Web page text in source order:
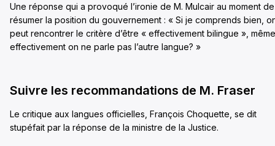
Une réponse qui a provoqué l’ironie de M. Mulcair au moment de
résumer la position du gouvernement : « Si je comprends bien,
peut rencontrer le critère d’être « effectivement bilingue »,
effectivement on ne parle pas l’autre langue? »
Suivre les recommandations de M. Fraser
Le critique aux langues officielles, François Choquette, se dit
stupéfait par la réponse de la ministre de la Justice.